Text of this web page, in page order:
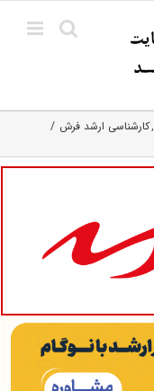
کارشناسی ارشد فرش